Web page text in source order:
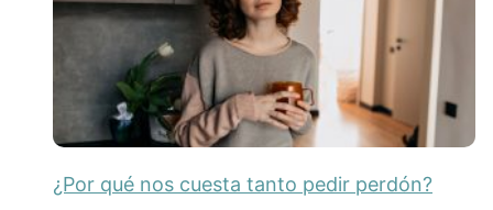
¿Por qué nos cuesta tanto pedir perdón?